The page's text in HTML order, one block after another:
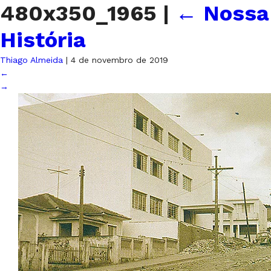
480x350_1965 | ← Nossa
História
Thiago Almeida | 4 de novembro de 2019
←
→